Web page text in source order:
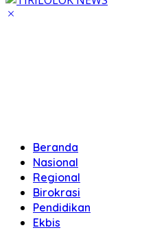
Beranda
Nasional
Regional
Birokrasi
Pendidikan
Ekbis